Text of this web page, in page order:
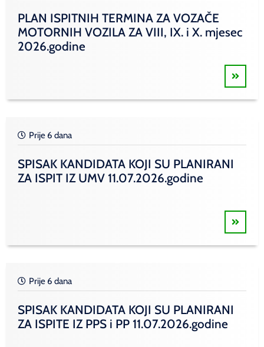
PLAN ISPITNIH TERMINA ZA VOZAČE
MOTORNIH VOZILA ZA VIII, IX. i X. mjesec
2026.godine
Prije 6 dana
SPISAK KANDIDATA KOJI SU PLANIRANI
ZA ISPIT IZ UMV 11.07.2026.godine
Prije 6 dana
SPISAK KANDIDATA KOJI SU PLANIRANI
ZA ISPITE IZ PPS i PP 11.07.2026.godine